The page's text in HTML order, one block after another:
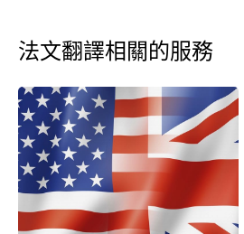
法文翻譯相關的服務